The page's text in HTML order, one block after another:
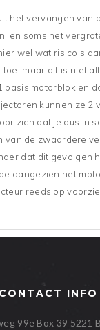
het vervangen van
en soms het
wel wat risico's
maar dit is niet
basis motorblok en
kunnen ze 2
zich dat je dus in
van de zwaardere
dat dit gevolgen
aangezien het
reeds op
CONTACT INFO
99e Box 39 5221